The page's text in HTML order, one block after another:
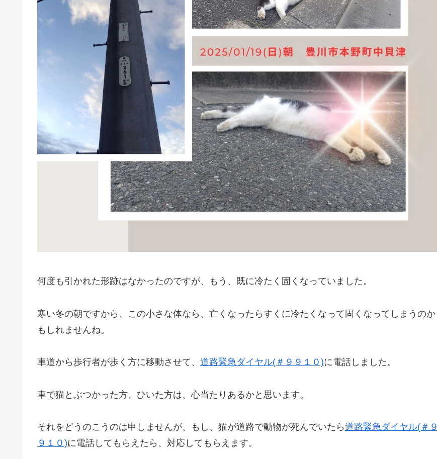
何度も引かれた形跡はなかったのですが、もう、既に冷たく固くなっていました。
寒い冬の朝ですから、この小さな体なら、亡くなったらすくに冷たくなって固くなってしまうのか
もしれませんね。
車道から歩行者が歩く方に移動させて、 道路緊急ダイヤル(＃９９１０)に電話しました。
車で猫とぶつかった方、ひいた方は、心当たりあるかと思います。
それをどうのこうのは申しませんが、もし、猫が道路で動物が死んでいたら道路緊急ダイヤル(＃９
９１０)に電話してもらえたら、対応してもらえます。